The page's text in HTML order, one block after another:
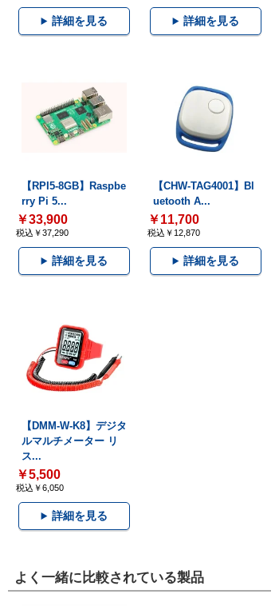
詳細を見る 詳細を見る
【RPI5-8GB】Raspbe
rry Pi 5...
￥33,900
税込￥37,290
詳細を見る
【CHW-TAG4001】Bl
uetooth A...
￥11,700
税込￥12,870
詳細を見る
【DMM-W-K8】デジタ
ルマルチメーター リ
ス...
￥5,500
税込￥6,050
詳細を見る
よく一緒に比較されている製品